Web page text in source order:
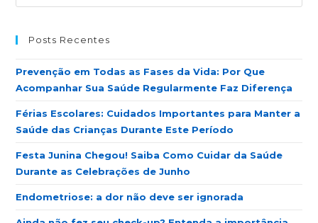
Posts Recentes
Prevenção em Todas as Fases da Vida: Por Que
Acompanhar Sua Saúde Regularmente Faz Diferença
Férias Escolares: Cuidados Importantes para Manter a
Saúde das Crianças Durante Este Período
Festa Junina Chegou! Saiba Como Cuidar da Saúde
Durante as Celebrações de Junho
Endometriose: a dor não deve ser ignorada